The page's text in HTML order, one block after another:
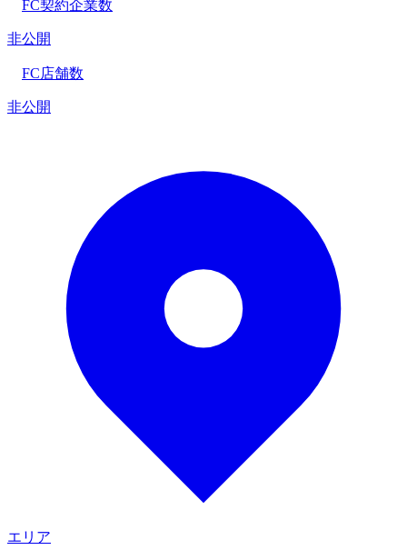
FC契約企業数
非公開
FC店舗数
非公開
エリア